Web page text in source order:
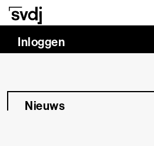
Naar hoofdinhoud
Inloggen
Nieuws